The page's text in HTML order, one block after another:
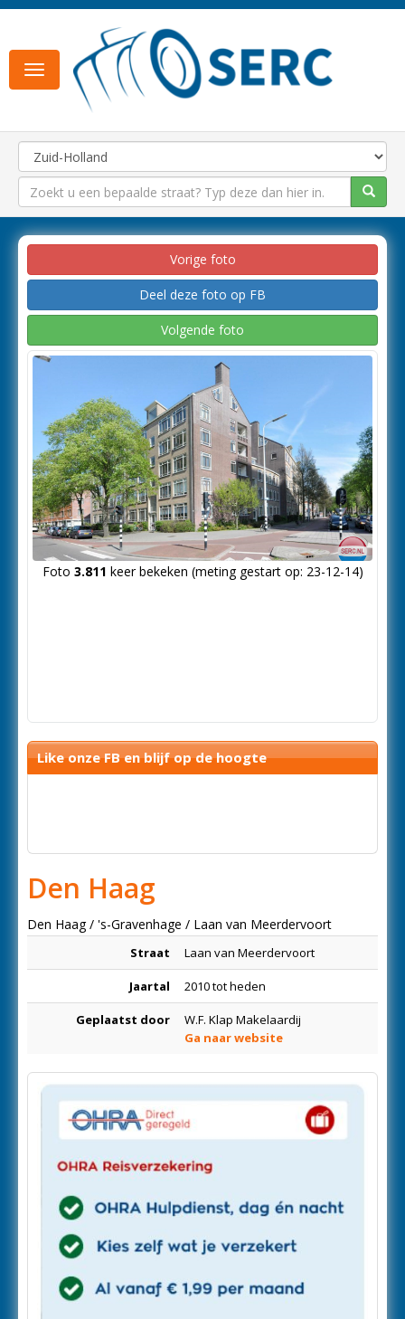
Toggle
navigation
Vorige foto
Deel deze foto op FB
Volgende foto
Foto 3.811 keer bekeken (meting gestart op: 23-12-14)
Like onze FB en blijf op de hoogte
Den Haag
Den Haag / 's-Gravenhage / Laan van Meerdervoort
Straat Laan van Meerdervoort
Jaartal 2010 tot heden
Geplaatst door
W.F. Klap Makelaardij
Ga naar website